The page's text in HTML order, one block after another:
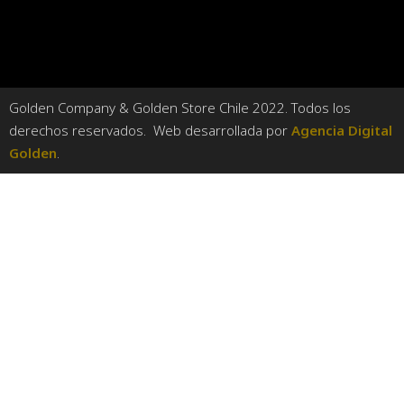
Golden Company & Golden Store Chile 2022. Todos los
derechos reservados. Web desarrollada por Agencia Digital
Golden